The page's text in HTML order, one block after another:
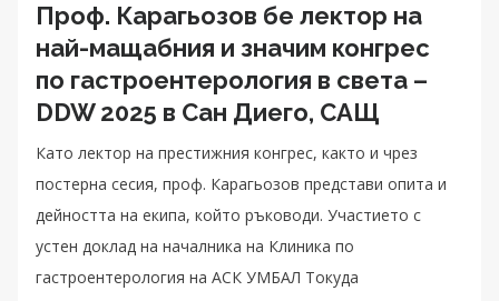
Проф. Карагьозов бе лектор на
най-мащабния и значим конгрес
по гастроентерология в света –
DDW 2025 в Сан Диего, САЩ
Като лектор на престижния конгрес, както и чрез
постерна сесия, проф. Карагьозов представи опита и
дейността на екипа, който ръководи. Участието с
устен доклад на началника на Клиника по
гастроентерология на АСК УМБАЛ Токуда